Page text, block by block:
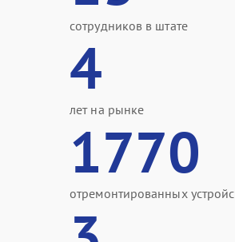
сотрудников в штате
4
лет на рынке
1770
отремонтированных